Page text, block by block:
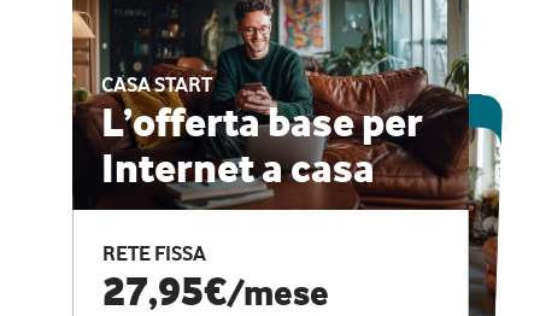
CASA START
L’offerta base per
Internet a casa
RETE FISSA
27,95€/mese
ESCLUSIVA ONLINE
CASA PRO
Internet veloce e
vantaggi speciali